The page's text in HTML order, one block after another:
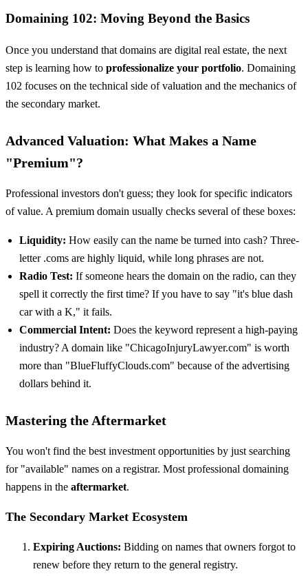
Domaining 102: Moving Beyond the Basics
Once you understand that domains are digital real estate, the next
step is learning how to professionalize your portfolio. Domaining
102 focuses on the technical side of valuation and the mechanics of
the secondary market.
Advanced Valuation: What Makes a Name
"Premium"?
Professional investors don't guess; they look for specific indicators
of value. A premium domain usually checks several of these boxes:
Liquidity: How easily can the name be turned into cash? Three-
letter .coms are highly liquid, while long phrases are not.
Radio Test: If someone hears the domain on the radio, can they
spell it correctly the first time? If you have to say "it's blue dash
car with a K," it fails.
Commercial Intent: Does the keyword represent a high-paying
industry? A domain like "ChicagoInjuryLawyer.com" is worth
more than "BlueFluffyClouds.com" because of the advertising
dollars behind it.
Mastering the Aftermarket
You won't find the best investment opportunities by just searching
for "available" names on a registrar. Most professional domaining
happens in the aftermarket.
The Secondary Market Ecosystem
Expiring Auctions: Bidding on names that owners forgot to
renew before they return to the general registry.